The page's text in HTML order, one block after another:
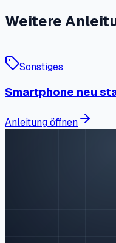
Weitere
Sonstiges
Smartphone neu
Anleitung öffnen